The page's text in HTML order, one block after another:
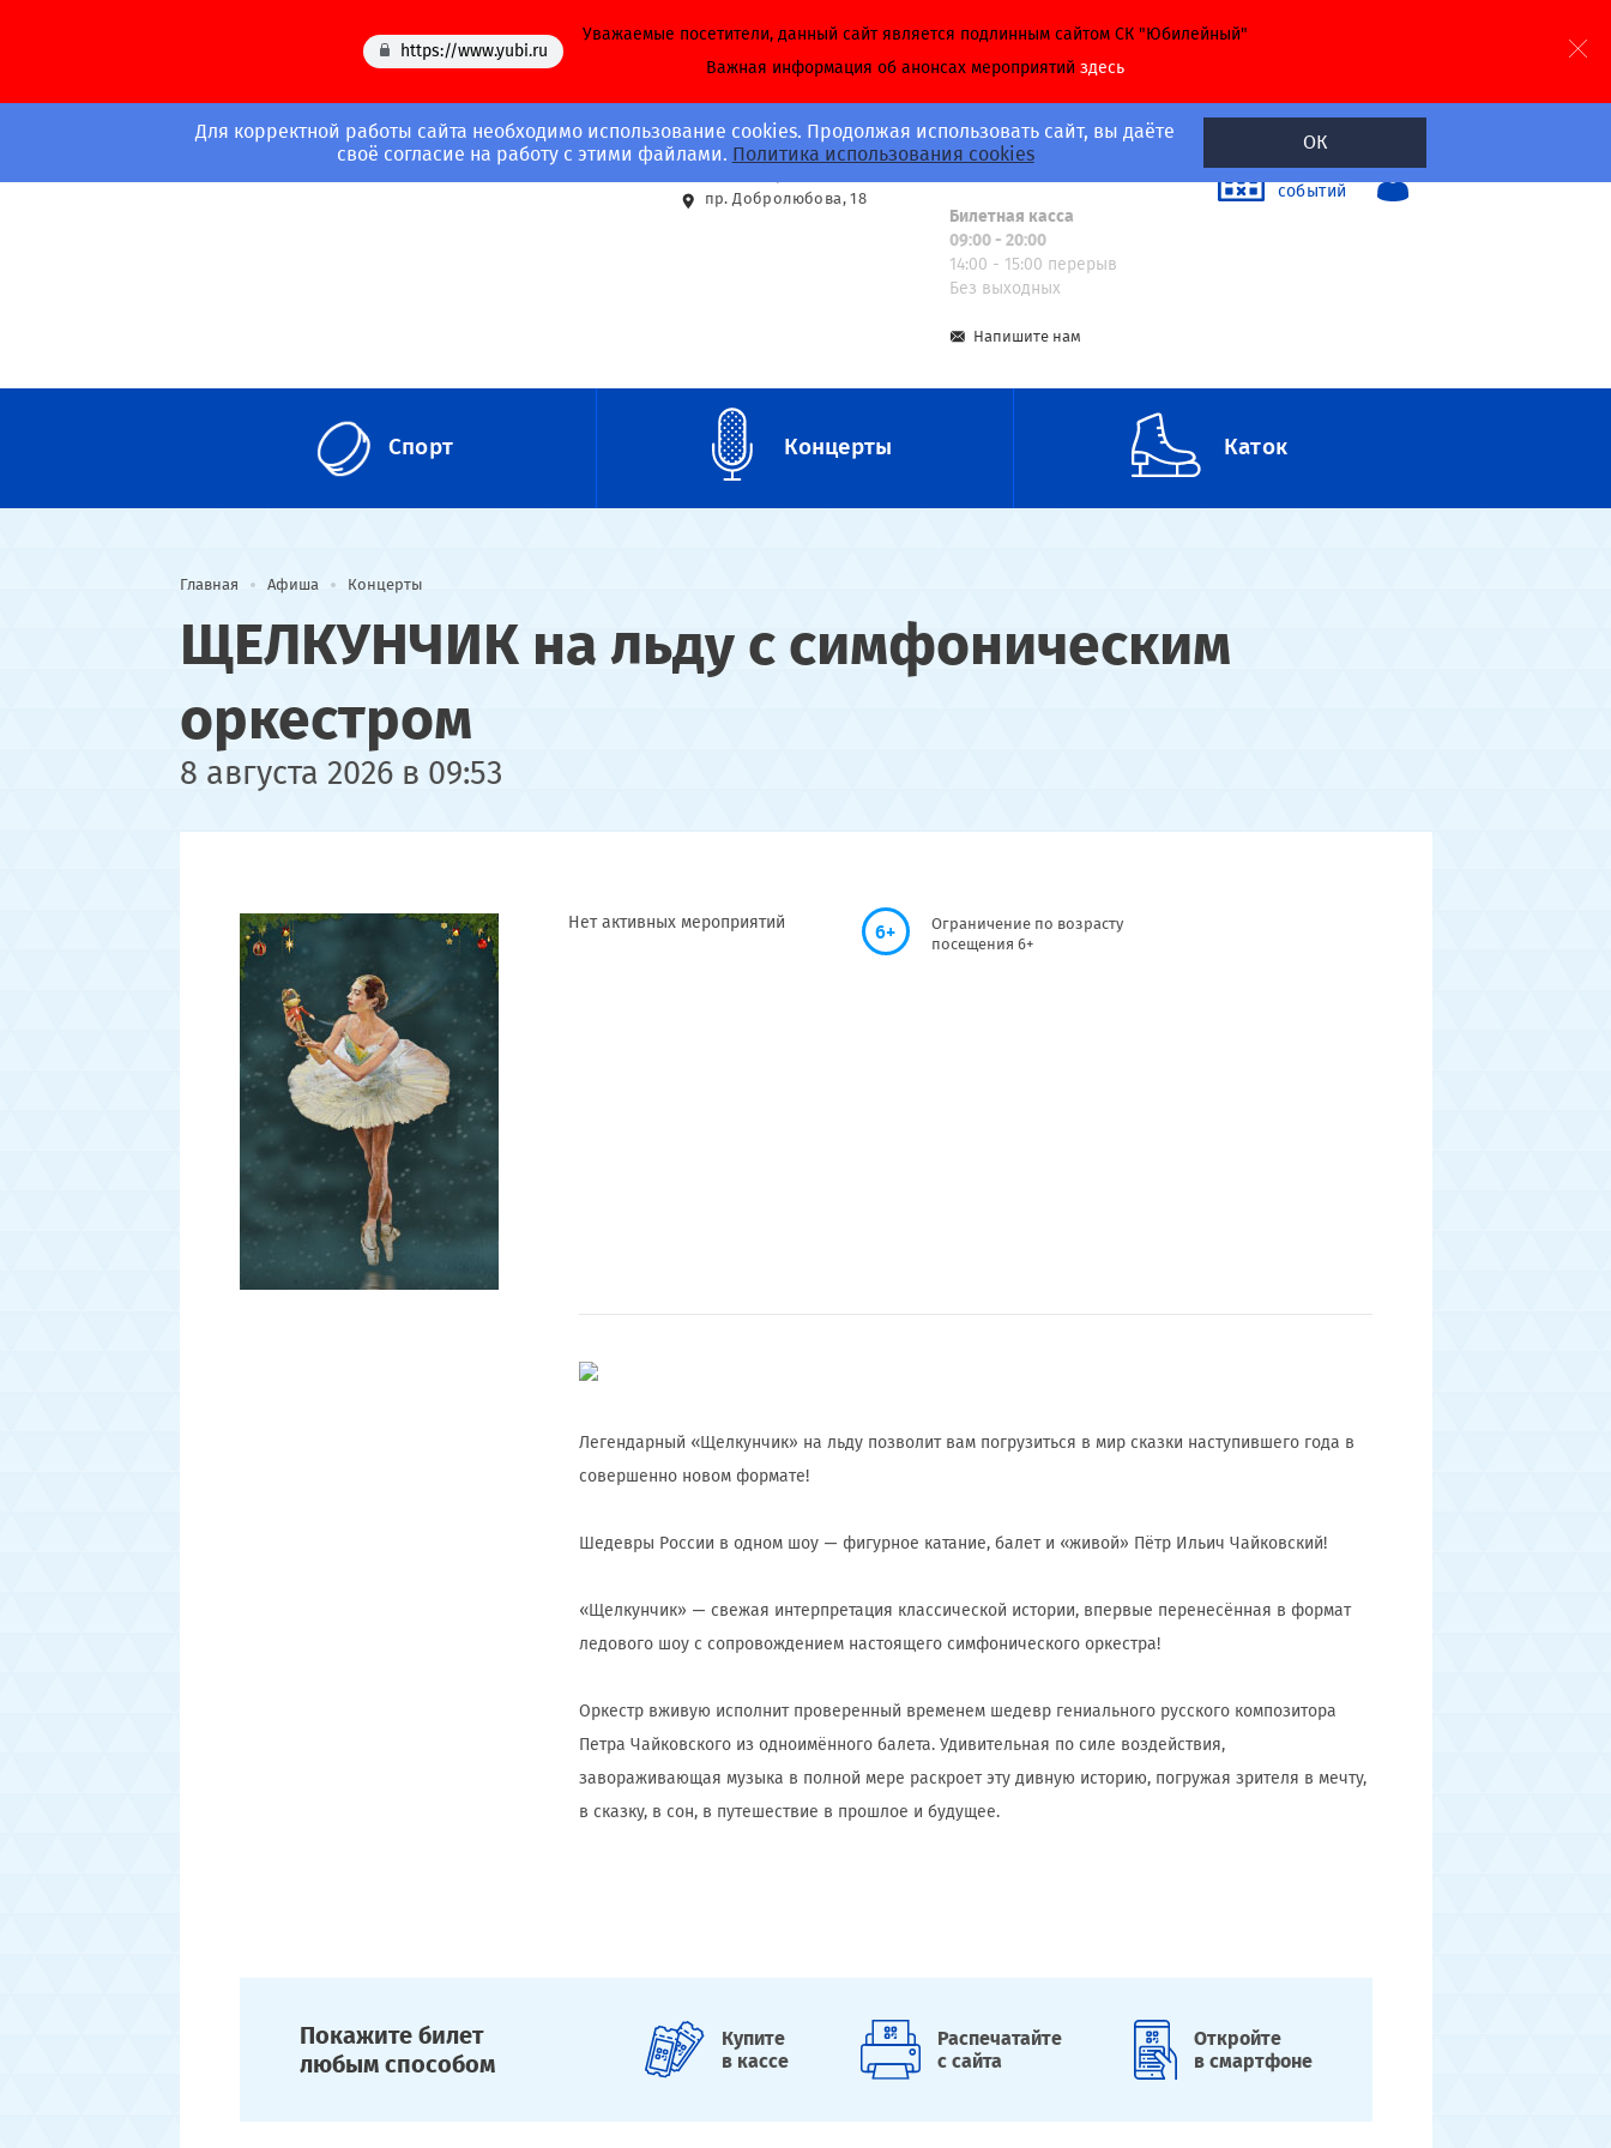
Для корректной работы сайта необходимо использование cookies. Продолжая использовать сайт, вы даёте
своё согласие на работу с этими файлами. Политика использования cookies
ОК
https://www.yubi.ru
Уважаемые посетители, данный сайт является подлинным сайтом СК "Юбилейный"
Важная информация об анонсах мероприятий здесь
Адрес
пр. Добролюбова, 18
Call-центр
8 (812) 703-40-40
Билетная касса
09:00 - 20:00
14:00 - 15:00 перерыв
Без выходных
Напишите нам
Календарь
событий
Спорт Концерты Каток
Главная Афиша Концерты
ЩЕЛКУНЧИК на льду с симфоническим
оркестром
8 августа 2026 в 09:53
Нет активных мероприятий 6+
Ограничение по возрасту
посещения 6+
Легендарный «Щелкунчик» на льду позволит вам погрузиться в мир сказки наступившего года в
совершенно новом формате!
Шедевры России в одном шоу — фигурное катание, балет и «живой» Пётр Ильич Чайковский!
«Щелкунчик» — свежая интерпретация классической истории, впервые перенесённая в формат
ледового шоу с сопровождением настоящего симфонического оркестра!
Оркестр вживую исполнит проверенный временем шедевр гениального русского композитора
Петра Чайковского из одноимённого балета. Удивительная по силе воздействия,
завораживающая музыка в полной мере раскроет эту дивную историю, погружая зрителя в мечту,
в сказку, в сон, в путешествие в прошлое и будущее.
Покажите билет
любым способом
Купите
в кассе
Распечатайте
с сайта
Откройте
в смартфоне